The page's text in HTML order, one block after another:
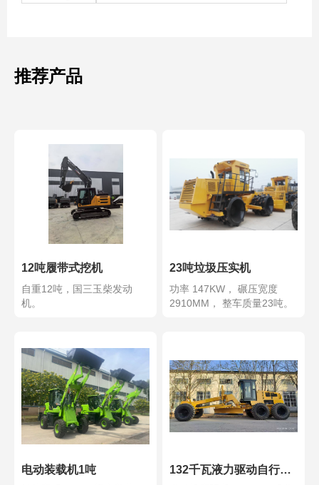
推荐产品
12吨履带式挖机
自重12吨，国三玉柴发动
机。
23吨垃圾压实机
功率 147KW， 碾压宽度
2910MM， 整车质量23吨。
电动装载机1吨 132千瓦液力驱动自行式平地机